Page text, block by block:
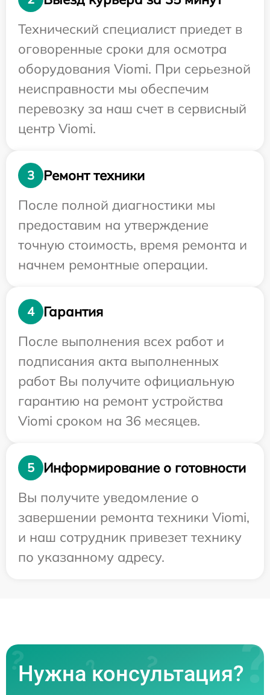
Технический специалист приедет в
оговоренные сроки для осмотра
оборудования Viomi. При серьезной
неисправности мы обеспечим
перевозку за наш счет в сервисный
центр Viomi.
3
Ремонт техники
После полной диагностики мы
предоставим на утверждение
точную стоимость, время ремонта и
начнем ремонтные операции.
4
Гарантия
После выполнения всех работ и
подписания акта выполненных
работ Вы получите официальную
гарантию на ремонт устройства
Viomi сроком на 36 месяцев.
5
Информирование о готовности
Вы получите уведомление о
завершении ремонта техники Viomi,
и наш сотрудник привезет технику
по указанному адресу.
Нужна консультация?